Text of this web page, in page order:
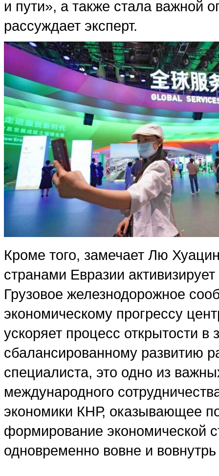
и пути», а также стала важной
рассуждает эксперт.
Кроме того, замечает Лю
странами Евразии
Грузовое железнодорожное
экономическому прогрессу
ускоряет процесс открытости
сбалансированному развитию
специалиста, это одно из
международного
экономики КНР, оказывающее
формирование экономической
одновременно вовне и